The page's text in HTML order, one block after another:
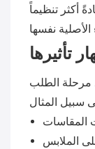
تأثيرها
المقاسات
الملابس